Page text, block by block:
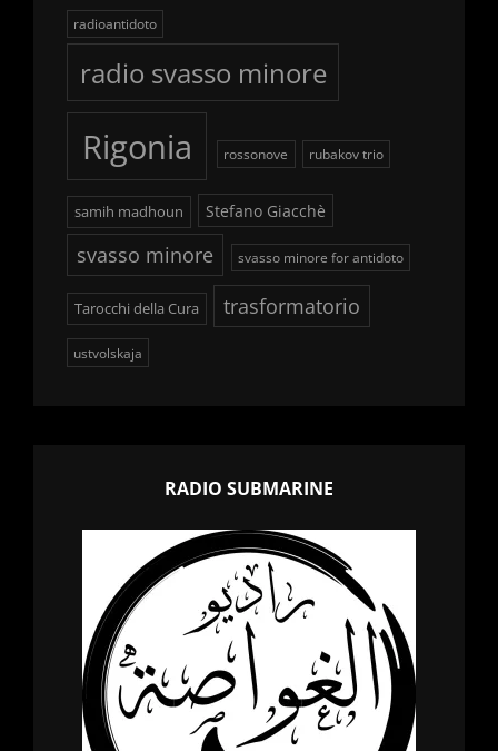
radioantidoto
radio svasso minore
Rigonia rossonove rubakov trio
samih madhoun Stefano Giacchè
svasso minore svasso minore for antidoto
Tarocchi della Cura trasformatorio
ustvolskaja
RADIO SUBMARINE